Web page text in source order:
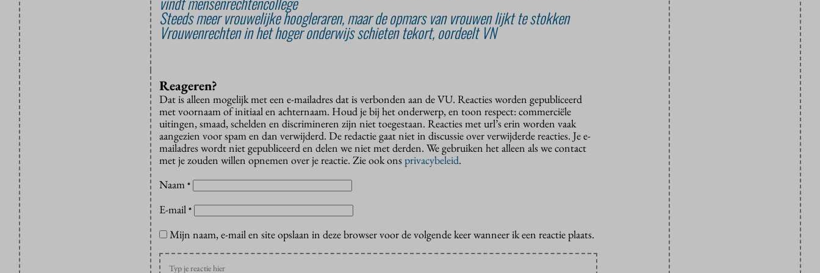
Steeds meer vrouwelijke hoogleraren, maar de opmars van vrouwen lijkt te stokken
Vrouwenrechten in het hoger onderwijs schieten tekort, oordeelt VN
Reageren?
Dat is alleen mogelijk met een e-mailadres dat is verbonden aan de VU. Reacties worden gepubliceerd
met voornaam of initiaal en achternaam. Houd je bij het onderwerp, en toon respect: commerciële
uitingen, smaad, schelden en discrimineren zijn niet toegestaan. Reacties met url’s erin worden vaak
aangezien voor spam en dan verwijderd. De redactie gaat niet in discussie over verwijderde reacties. Je e-
mailadres wordt niet gepubliceerd en delen we niet met derden. We gebruiken het alleen als we contact
met je zouden willen opnemen over je reactie. Zie ook onsprivacybeleid.
Naam *
E-mail *
Mijn naam, e-mail en site opslaan in deze browser voor de volgende keer wanneer ik een reactie plaats.